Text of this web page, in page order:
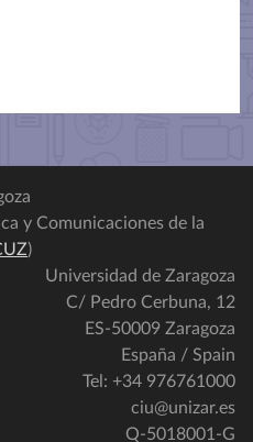
y Comunicaciones de la
)
Universidad de Zaragoza
C/ Pedro Cerbuna, 12
ES-50009 Zaragoza
España / Spain
Tel: +34 976761000
ciu@unizar.es
Q-5018001-G